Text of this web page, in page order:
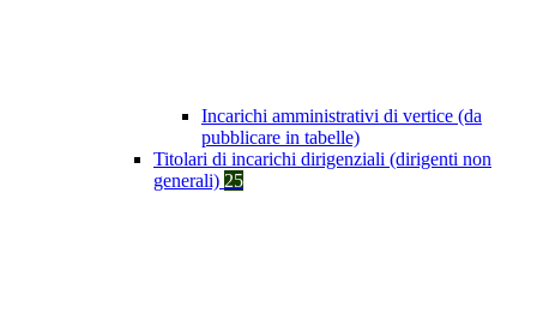
Incarichi amministrativi di vertice (da
pubblicare in tabelle)
Titolari di incarichi dirigenziali (dirigenti non
generali) 25